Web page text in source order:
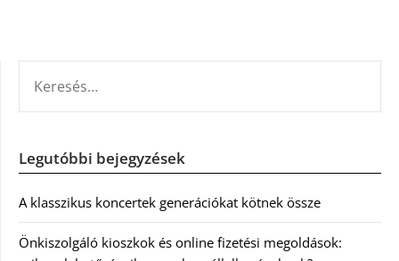
Legutóbbi bejegyzések
A klasszikus koncertek generációkat kötnek össze
Önkiszolgáló kioszkok és online fizetési megoldások: